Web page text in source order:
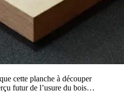
cette planche à découper
futur de l’usure du bois…